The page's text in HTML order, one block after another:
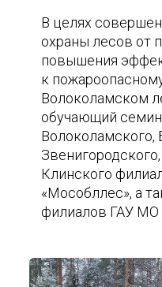
В целях
охраны лесов от
повышения
к
Волоколамском
обучающий
Волоколамского,
Клинского
«Мособллес», а
филиалов ГАУ МО